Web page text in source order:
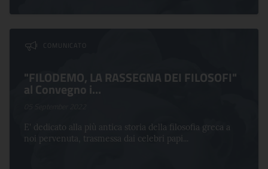
COMUNICATO
"FILODEMO, LA RASSEGNA DEI FILOSOFI"
al Convegno i...
E' dedicato alla più antica storia della filosofia greca a
noi pervenuta, trasmessa dai celebri papi...